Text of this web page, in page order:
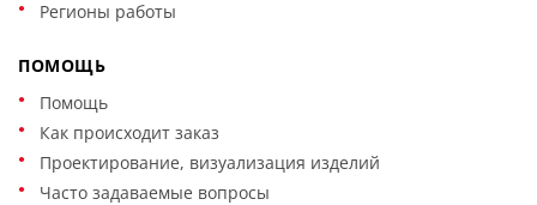
Регионы работы
ПОМОЩЬ
Помощь
Как происходит заказ
Проектирование, визуализация изделий
Часто задаваемые вопросы